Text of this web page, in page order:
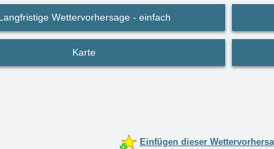
Wettervorhersage - einfach
Karte
Einfügen dieser